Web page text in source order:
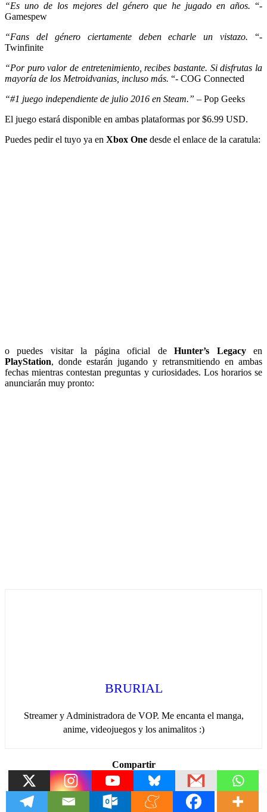
“Es uno de los mejores del género que he jugado en años. “-
Gamespew
“Fans del género ciertamente deben echarle un vistazo. “-
Twinfinite
“Por puro valor de entretenimiento, recibes bastante. Si disfrutas la
mayoría de los Metroidvanias, incluso más. “- COG Connected
“#1 juego independiente de julio 2016 en Steam.” – Pop Geeks
El juego estará disponible en ambas plataformas por $6.99 USD.
Puedes pedir el tuyo ya en Xbox One desde el enlace de la caratula:
o puedes visitar la página oficial deHunter’s Legacyen
PlayStation, donde estarán jugando y retransmitiendo en ambas
fechas mientras contestan preguntas y curiosidades. Los horarios se
anunciarán muy pronto:
BRURIAL
Streamer y Administradora de VOP. Me encanta el manga,
anime, videojuegos y los animalitos :)
Compartir